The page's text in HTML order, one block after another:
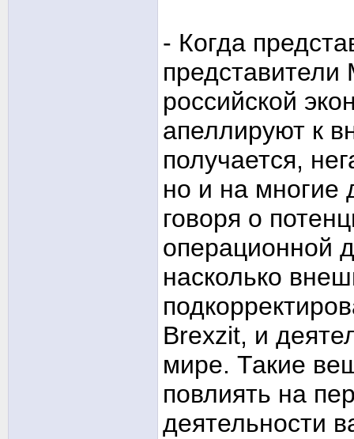
- Когда
российской
апеллируют к
получается,
но и на многие
говоря о
операционной
насколько
Brexzit, и
мире. Такие
повлиять на
деятельности